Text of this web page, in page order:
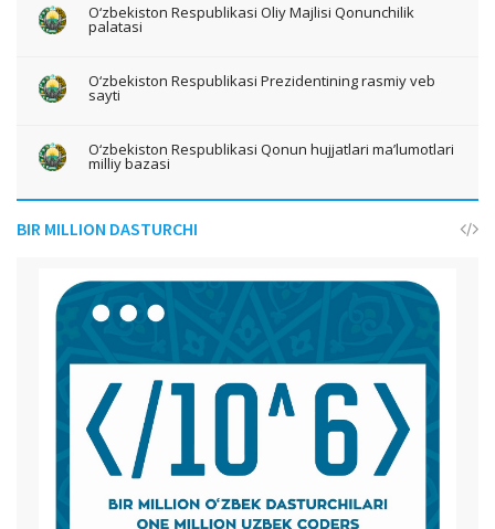
O‘zbekiston Respublikasi Oliy Majlisi Qonunchilik
palatasi
O‘zbekiston Respublikasi Prezidentining rasmiy veb
sayti
O‘zbekiston Respublikasi Qonun hujjatlari ma’lumotlari
milliy bazasi
BIR MILLION DASTURCHI